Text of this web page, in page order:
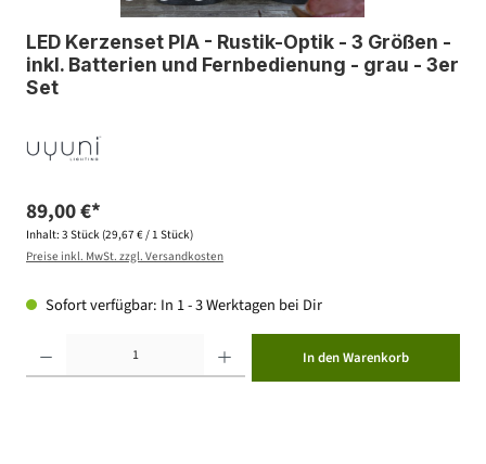
LED Kerzenset PIA - Rustik-Optik - 3 Größen -
inkl. Batterien und Fernbedienung - grau - 3er
Set
89,00 €*
Inhalt: 3 Stück (29,67 € / 1 Stück)
Preise inkl. MwSt. zzgl. Versandkosten
Sofort verfügbar: In 1 - 3 Werktagen bei Dir
In den Warenkorb